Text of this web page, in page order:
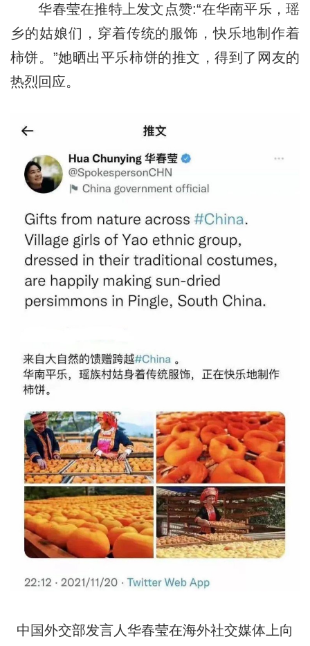
华春莹在推特上发文点赞:“在华南平乐，瑶
乡的姑娘们，穿着传统的服饰，快乐地制作着
柿饼。”她晒出平乐柿饼的推文，得到了网友的
热烈回应。
中国外交部发言人华春莹在海外社交媒体上向